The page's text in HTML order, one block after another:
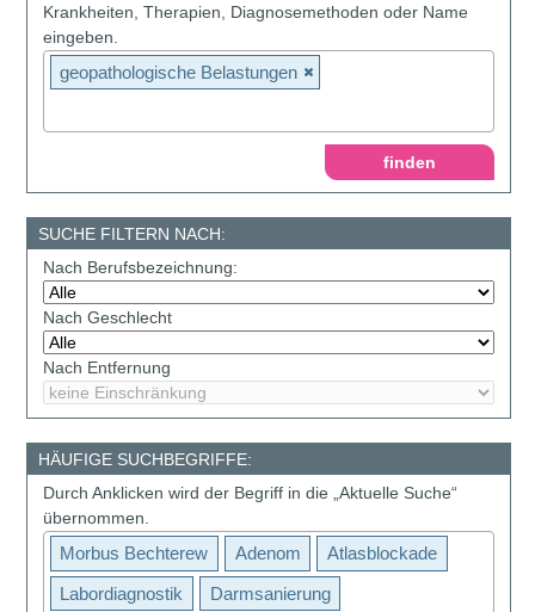
Krankheiten, Therapien, Diagnosemethoden oder Name
eingeben.
geopathologische Belastungen
SUCHE FILTERN NACH:
Nach Berufsbezeichnung:
Nach Geschlecht
Nach Entfernung
HÄUFIGE SUCHBEGRIFFE:
Durch Anklicken wird der Begriff in die „Aktuelle Suche“
übernommen.
Morbus Bechterew Adenom
Atlasblockade
Labordiagnostik
Darmsanierung